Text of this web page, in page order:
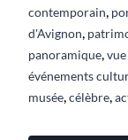
contemporain,
d'Avignon,
panoramique,
événements
musée,célèbre,